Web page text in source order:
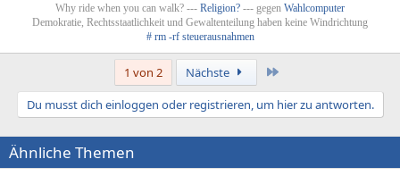
Why ride when you can walk? --- Religion? --- gegen Wahlcomputer
Demokratie, Rechtsstaatlichkeit und Gewaltenteilung haben keine Windrichtung
# rm -rf steuerausnahmen
1 von 2 Nächste
Du musst dich einloggen oder registrieren, um hier zu antworten.
Ähnliche Themen